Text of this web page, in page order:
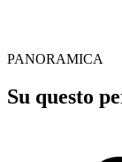
PANORAMICA
Su questo